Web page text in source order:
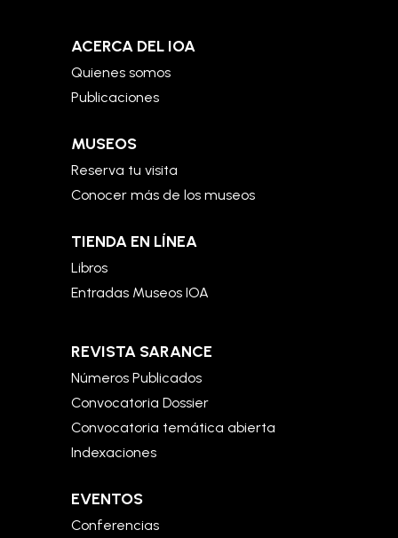
ACERCA DEL IOA
Quienes somos
Publicaciones
MUSEOS
Reserva tu visita
Conocer más de los museos
TIENDA EN LÍNEA
Libros
Entradas Museos IOA
REVISTA SARANCE
Números Publicados
Convocatoria Dossier
Convocatoria temática abierta
Indexaciones
EVENTOS
Conferencias